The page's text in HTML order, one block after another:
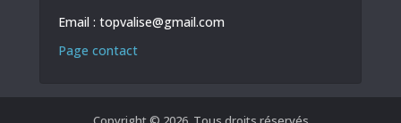
Email : topvalise@gmail.com
Page contact